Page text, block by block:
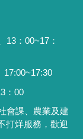
13：00~17：
17:00~17:30
： 00
會課、農業及建
打烊服務 ，歡迎